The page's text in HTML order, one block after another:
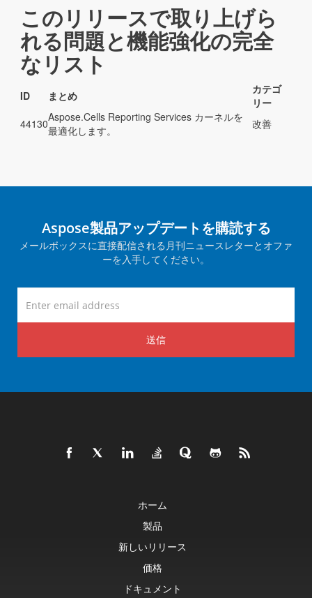
このリリースで取り上げら
れる問題と機能強化の完全
なリスト
ID まとめ
カテゴ
リー
44130Aspose.Cells Reporting Services カーネルを
最適化します。
改善
Aspose製品アップデートを購読する
メールボックスに直接配信される月刊ニュースレターとオファ
ーを入手してください。
送信
ホーム
製品
新しいリリース
価格
ドキュメント